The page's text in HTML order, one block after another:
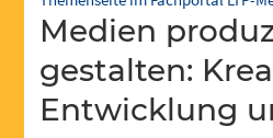
Medien produzieren und
gestalten:
Entwicklung